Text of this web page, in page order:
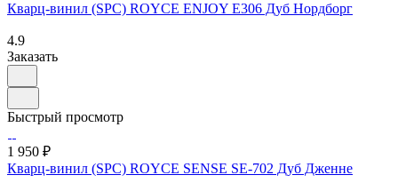
Кварц-винил (SPC) ROYCE ENJOY Е306 Дуб Нордборг
4.9
Заказать
Быстрый просмотр
1 950 ₽
Кварц-винил (SPC) ROYCE SENSE SE-702 Дуб Дженне